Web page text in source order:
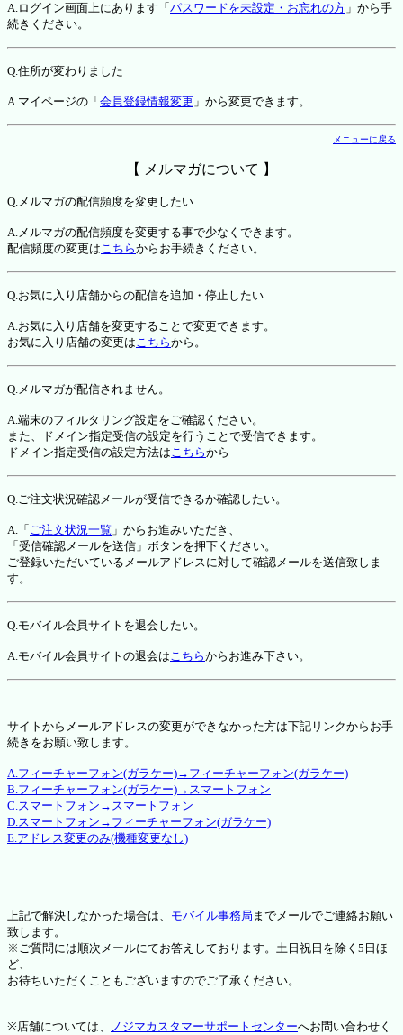
A.ログイン画面上にあります「 パスワードを未設定・お忘れの方 」から手
続きください。
Q.住所が変わりました
A.マイページの「 会員登録情報変更 」から変更できます。
メニューに戻る
【 メルマガについて 】
Q.メルマガの配信頻度を変更したい
A.メルマガの配信頻度を変更する事で少なくできます。
配信頻度の変更はこちらからお手続きください。
Q.お気に入り店舗からの配信を追加・停止したい
A.お気に入り店舗を変更することで変更できます。
お気に入り店舗の変更はこちらから。
Q.メルマガが配信されません。
A.端末のフィルタリング設定をご確認ください。
また、ドメイン指定受信の設定を行うことで受信できます。
ドメイン指定受信の設定方法はこちらから
Q.ご注文状況確認メールが受信できるか確認したい。
A.「 ご注文状況一覧 」からお進みいただき、
「受信確認メールを送信」ボタンを押下ください。
ご登録いただいているメールアドレスに対して確認メールを送信致しま
す。
Q.モバイル会員サイトを退会したい。
A.モバイル会員サイトの退会はこちらからお進み下さい。
サイトからメールアドレスの変更ができなかった方は下記リンクからお手
続きをお願い致します。
A.フィーチャーフォン(ガラケー)→フィーチャーフォン(ガラケー)
B.フィーチャーフォン(ガラケー)→スマートフォン
C.スマートフォン→スマートフォン
D.スマートフォン→フィーチャーフォン(ガラケー)
E.アドレス変更のみ(機種変更なし)
上記で解決しなかった場合は、 モバイル事務局 までメールでご連絡お願い
致します。
※ご質問には順次メールにてお答えしております。土日祝日を除く5日ほ
ど、
お待ちいただくこともございますのでご了承ください。
※店舗については、 ノジマカスタマーサポートセンターへお問い合わせく